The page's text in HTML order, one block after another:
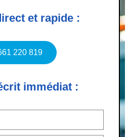
et rapide :
220 819
immédiat :